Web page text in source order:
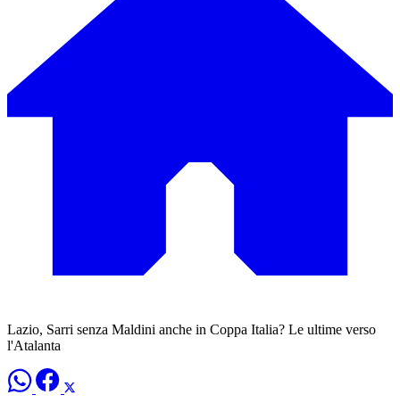
Lazio, Sarri senza Maldini anche in Coppa Italia? Le ultime verso
l'Atalanta